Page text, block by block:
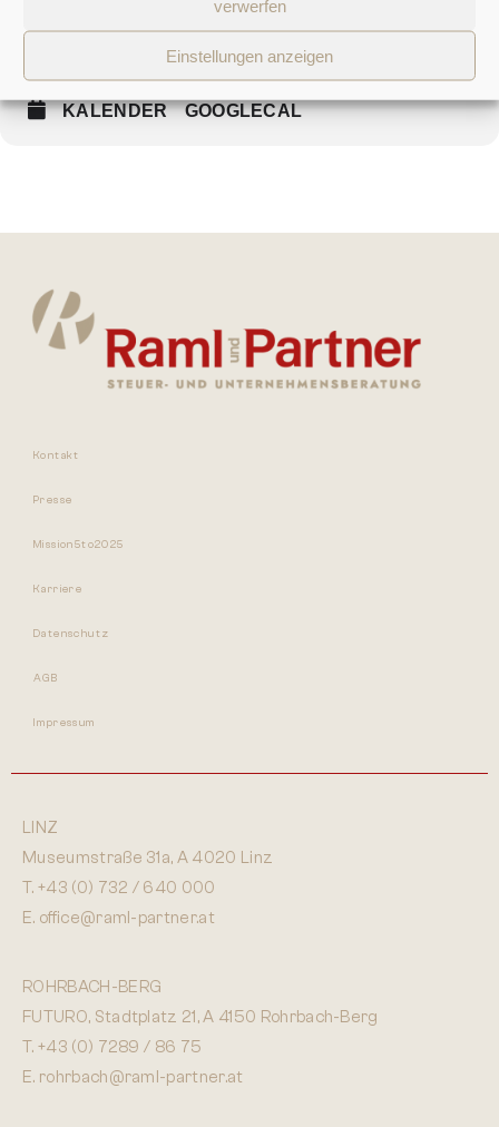
verwerfen
Einstellungen anzeigen
internationalen Rahmenbedingungen, die so unsicher sind wie
selten zuvor seit dem zweiten Weltkrieg. Was können wir bei
diesen Rahmenbedingungen für Österreichs Wirtschaft, für die
Inflation und für die Zinsen erwarten?
DOWNLOAD EINLADUNG
KALENDER GOOGLECAL
Kontakt
Presse
Mission5to2025
Karriere
Datenschutz
AGB
Impressum
LINZ
Museumstraße 31a, A 4020 Linz
T. +43 (0) 732 / 640 000
E. office@raml-partner.at
ROHRBACH-BERG
FUTURO, Stadtplatz 21, A 4150 Rohrbach-Berg
T. +43 (0) 7289 / 86 75
E. rohrbach@raml-partner.at